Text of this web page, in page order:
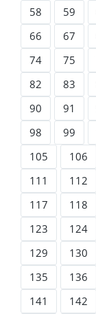
58
59
66
67
74
75
82
83
90
91
98
99
105
106
111
112
117
118
123
124
129
130
135
136
141
142